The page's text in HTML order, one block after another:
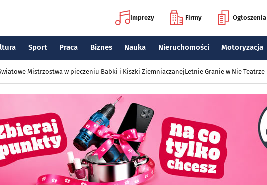
Imprezy Firmy Ogłoszenia
Sport Praca Biznes Nauka Nieruchomości Motoryzacja
Mistrzostwa w pieczeniu Babki i Kiszki ZiemniaczanejLetnie Granie w Nie Teatrze